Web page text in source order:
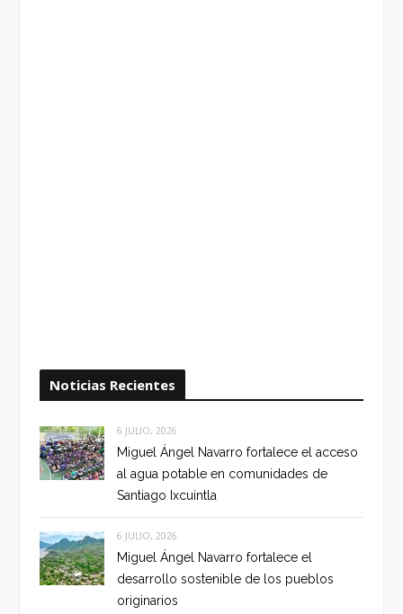
Noticias Recientes
6 JULIO, 2026
Miguel Ángel Navarro fortalece el acceso
al agua potable en comunidades de
Santiago Ixcuintla
6 JULIO, 2026
Miguel Ángel Navarro fortalece el
desarrollo sostenible de los pueblos
originarios